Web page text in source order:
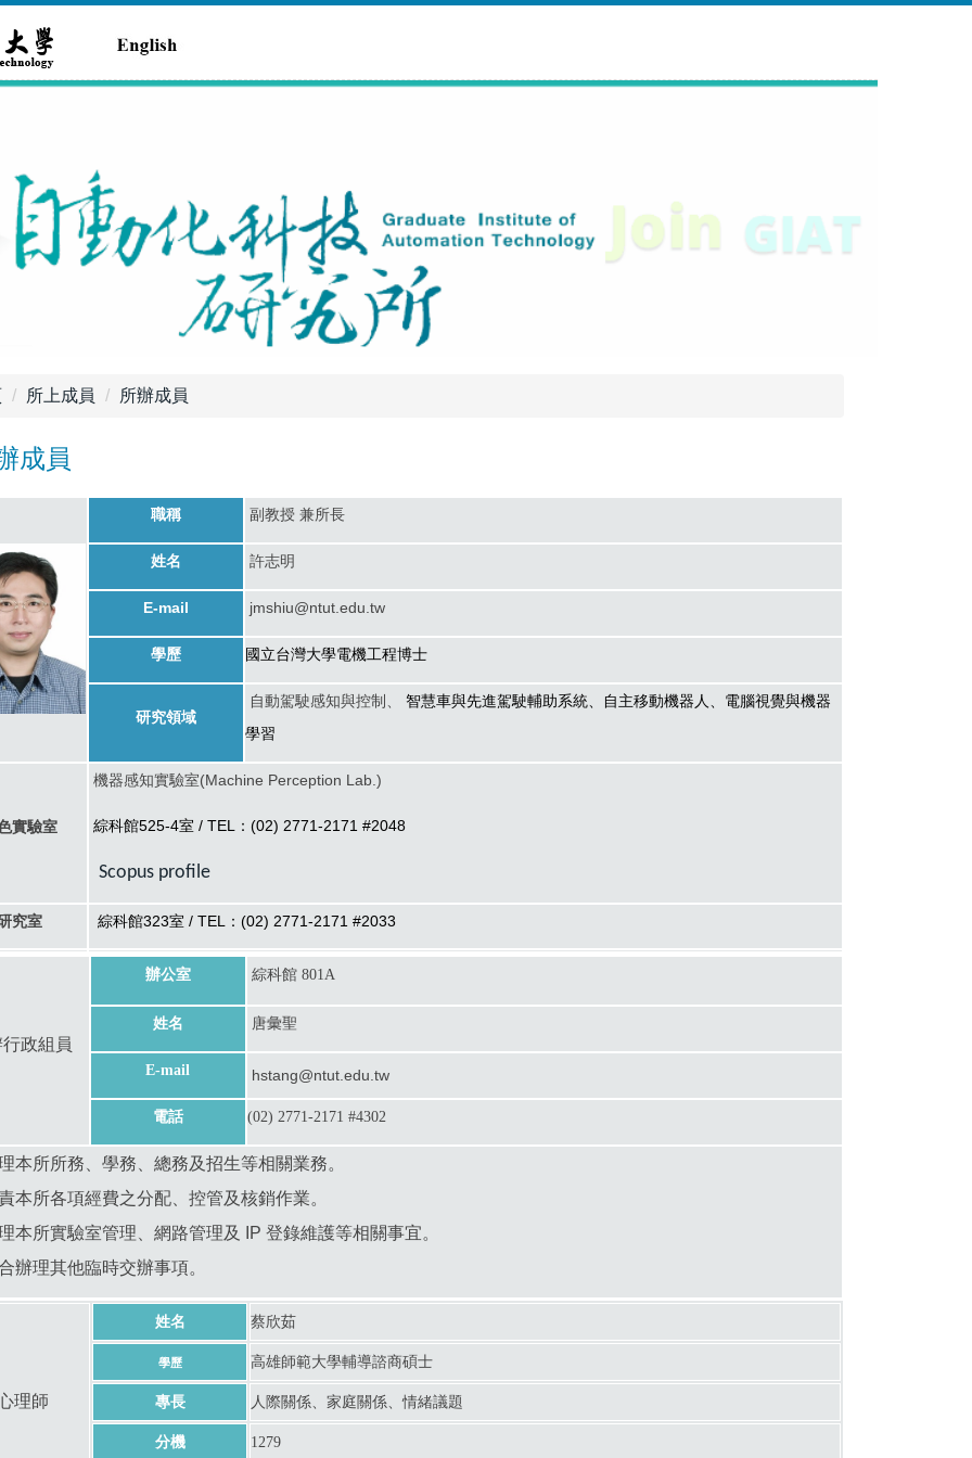
所上成員 所辦成員
成員
職稱 副教授 兼所長
姓名 許志明
E-mail jmshiu@ntut.edu.tw
學歷 國立台灣大學電機工程博士
研究領域
自動駕駛感知與控制、 智慧車與先進駕駛輔助系統、自主移動機器人、電腦視覺與機器
學習
實驗室
機器感知實驗室(Machine Perception Lab.)
綜科館525-4室 / TEL：(02) 2771-2171 #2048
Scopus profile
究室 綜科館323室 / TEL：(02) 2771-2171 #2033
政組員
辦公室 綜科館 801A
姓名 唐彙聖
E-mail hstang@ntut.edu.tw
電話 (02) 2771-2171 #4302
本所所務、學務、總務及招生等相關業務。
本所各項經費之分配、控管及核銷作業。
本所實驗室管理、網路管理及 IP 登錄維護等相關事宜。
辦理其他臨時交辦事項。
理師
姓名 蔡欣茹
學歷 高雄師範大學輔導諮商碩士
專長 人際關係、家庭關係、情緒議題
分機 1279